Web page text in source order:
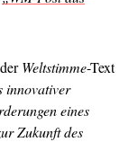
Weltstimme-Text
innovativer
eines
Zukunft des